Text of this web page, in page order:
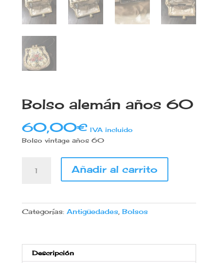
Bolso alemán años 60
60,00€ IVA incluido
Bolso vintage años 60
alemán
cantidad
Añadir al carrito
Categorías: Antigüedades Bolsos
Descripción